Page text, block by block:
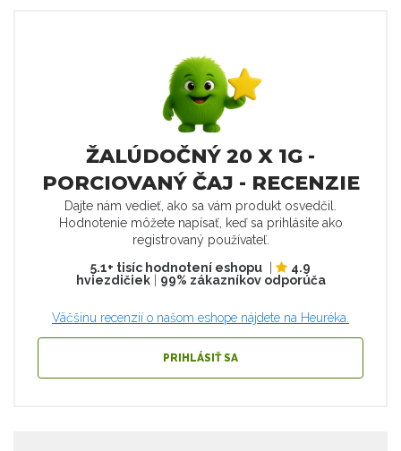
ŽALÚDOČNÝ 20 X 1G -
PORCIOVANÝ ČAJ - RECENZIE
Dajte nám vedieť, ako sa vám produkt osvedčil.
Hodnotenie môžete napísať, keď sa prihlásite ako
registrovaný používateľ.
5.1+ tisíc hodnotení eshopu
4.9
hviezdičiek| 99% zákazníkov odporúča
Väčšinu recenzií o našom eshope nájdete na Heuréka.
PRIHLÁSIŤ SA